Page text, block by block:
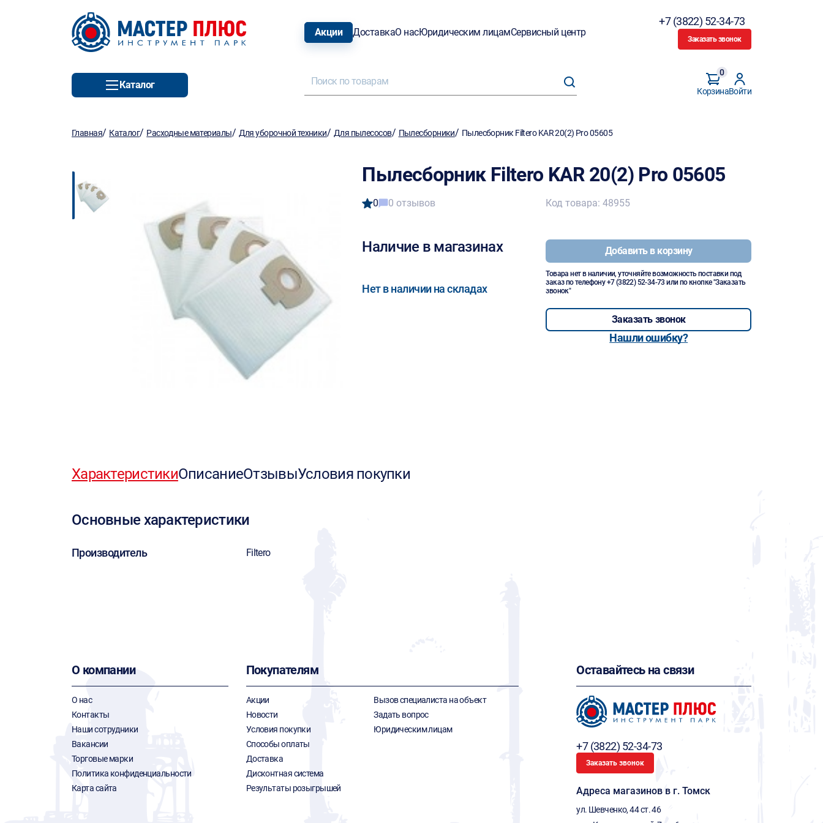
Акции ДоставкаО насЮридическим лицамСервисный центр
+7 (3822) 52-34-73
Заказать звонок
Каталог
Корзина
0
Войти
Главная/ Каталог/ Расходные материалы/ Для уборочной техники/ Для пылесосов/ Пылесборники/ Пылесборник Filtero KAR 20(2) Pro 05605
Пылесборник Filtero KAR 20(2) Pro 05605
0 0 отзывов
Наличие в магазинах
Нет в наличии на складах
Код товара: 48955
Добавить в корзину
Товара нет в наличии, уточняйте возможность поставки под
заказ по телефону+7 (3822) 52-34-73 или по кнопке "Заказать
звонок"
Заказать звонок
Нашли ошибку?
ХарактеристикиОписаниеОтзывыУсловия покупки
Основные характеристики
Производитель Filtero
О компании
О нас
Контакты
Наши сотрудники
Вакансии
Торговые марки
Политика конфиденциальности
Карта сайта
Покупателям
Акции
Новости
Условия покупки
Способы оплаты
Доставка
Дисконтная система
Результаты розыгрышей
Вызов специалиста на объект
Задать вопрос
Юридическим лицам
Оставайтесь на связи
+7 (3822) 52-34-73
Заказать звонок
Адреса магазинов в г. Томск
ул. Шевченко, 44 ст. 46